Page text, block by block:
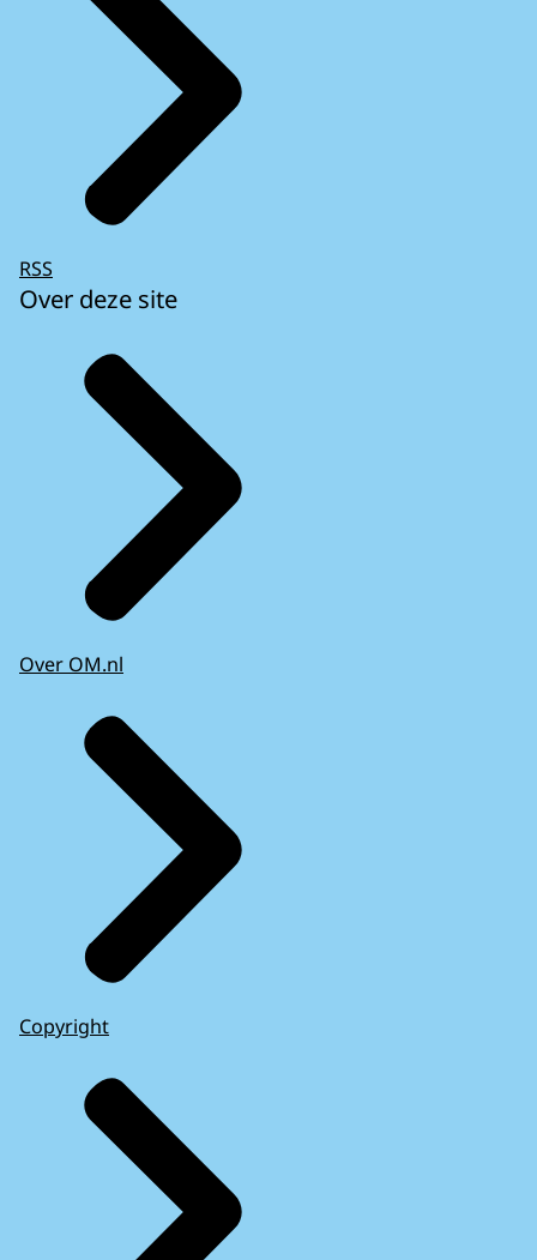
RSS
Over deze site
Over OM.nl
Copyright